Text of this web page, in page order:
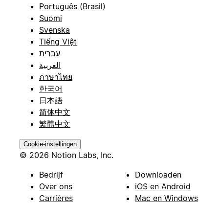
Português (Brasil)
Suomi
Svenska
Tiếng Việt
עברית
العربية
ภาษาไทย
한국어
日本語
简体中文
繁體中文
Cookie-instellingen
© 2026 Notion Labs, Inc.
Bedrijf
Over ons
Carrières
Downloaden
iOS en Android
Mac en Windows